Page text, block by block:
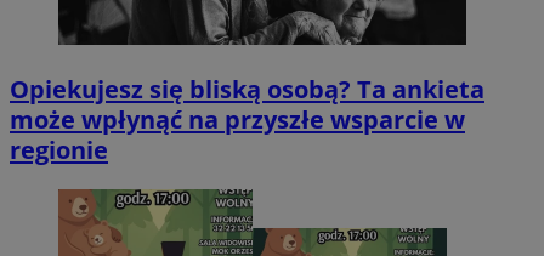
Opiekujesz się bliską osobą? Ta ankieta
może wpłynąć na przyszłe wsparcie w
regionie